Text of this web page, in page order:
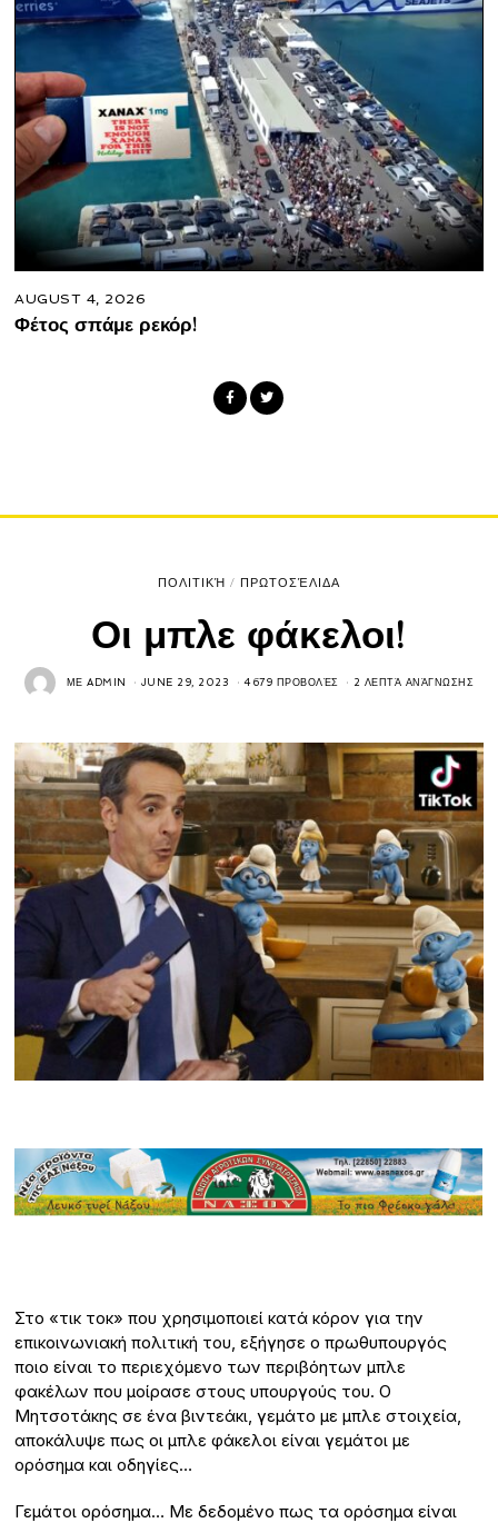
AUGUST 4, 2026
Φέτος σπάμε ρεκόρ!
ΠΟΛΙΤΙΚΉ / ΠΡΩΤΟΣΈΛΙΔΑ
Οι μπλε φάκελοι!
ΜΕADMIN JUNE 29, 2023 4679 ΠΡΟΒΟΛΈΣ 2 ΛΕΠΤΆ ΑΝΆΓΝΩΣΗΣ
Στο «τικ τοκ» που χρησιμοποιεί κατά κόρον για την
επικοινωνιακή πολιτική του, εξήγησε ο πρωθυπουργός
ποιο είναι το περιεχόμενο των περιβόητων μπλε
φακέλων που μοίρασε στους υπουργούς του. Ο
Μητσοτάκης σε ένα βιντεάκι, γεμάτο με μπλε στοιχεία,
αποκάλυψε πως οι μπλε φάκελοι είναι γεμάτοι με
ορόσημα και οδηγίες…
Γεμάτοι ορόσημα… Με δεδομένο πως τα ορόσημα είναι